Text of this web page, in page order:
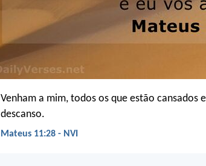
Venham a mim, todos os que estão cansados
descanso.
Mateus 11:28 - NVI